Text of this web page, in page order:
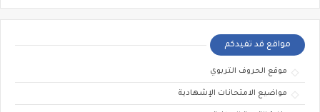
مواقع قد تفيدكم
موقع الحروف التربوي
مواضيع الامتحانات الإشهادية